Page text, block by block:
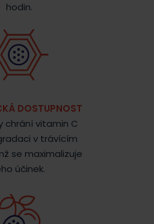
hodin.
DOSTUPNOST
chrání vitamin C
v trávícím
se maximalizuje
účinek.